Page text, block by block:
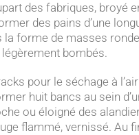
des fabriques,
des pains d’une
forme de masses
bombés.
pour le séchage à
huit bancs au sein
ou éloigné des
flammé, vernissé. Au